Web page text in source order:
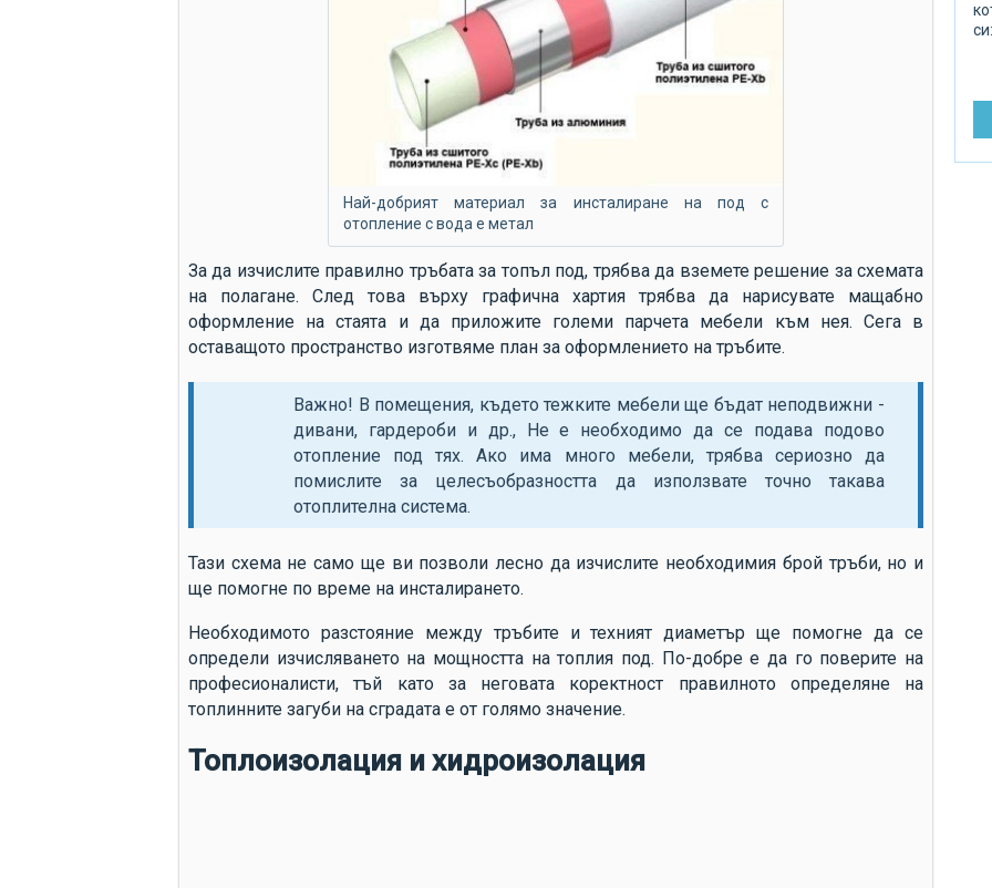
Най-добрият материал за инсталиране на под с
отопление с вода е метал
За да изчислите правилно тръбата за топъл под, трябва да вземете решение за схемата
на полагане. След това върху графична хартия трябва да нарисувате мащабно
оформление на стаята и да приложите големи парчета мебели към нея. Сега в
оставащото пространство изготвяме план за оформлението на тръбите.
Важно! В помещения, където тежките мебели ще бъдат неподвижни -
дивани, гардероби и др., Не е необходимо да се подава подово
отопление под тях. Ако има много мебели, трябва сериозно да
помислите за целесъобразността да използвате точно такава
отоплителна система.
Тази схема не само ще ви позволи лесно да изчислите необходимия брой тръби, но и
ще помогне по време на инсталирането.
Необходимото разстояние между тръбите и техният диаметър ще помогне да се
определи изчисляването на мощността на топлия под. По-добре е да го поверите на
професионалисти, тъй като за неговата коректност правилното определяне на
топлинните загуби на сградата е от голямо значение.
Топлоизолация и хидроизолация